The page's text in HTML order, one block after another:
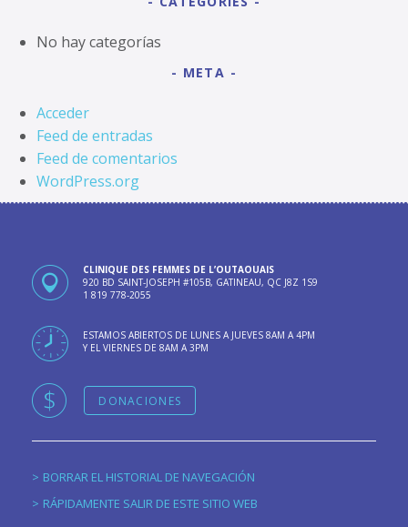
No hay categorías
META
Acceder
Feed de entradas
Feed de comentarios
WordPress.org
CLINIQUE DES FEMMES DE L’OUTAOUAIS
920 BD SAINT-JOSEPH #105B, GATINEAU, QC J8Z 1S9
1 819 778-2055
ESTAMOS ABIERTOS DE LUNES A JUEVES 8AM A 4PM
Y EL VIERNES DE 8AM A 3PM
DONACIONES
BORRAR EL HISTORIAL DE NAVEGACIÓN
RÁPIDAMENTE SALIR DE ESTE SITIO WEB